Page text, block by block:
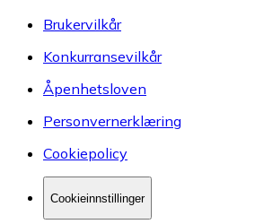
Brukervilkår
Konkurransevilkår
Åpenhetsloven
Personvernerklæring
Cookiepolicy
Cookieinnstillinger